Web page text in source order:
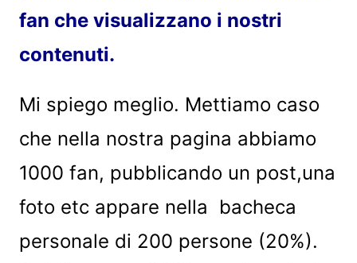
fan che visualizzano i nostri
contenuti.
Mi spiego meglio. Mettiamo caso
che nella nostra pagina abbiamo
1000 fan, pubblicando un post,una
foto etc appare nella bacheca
personale di 200 persone (20%).